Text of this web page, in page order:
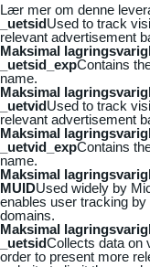
Lær mer om denne
_uetsidUsed to track
relevant advertisement
Maksimal
_uetsid_expContains
name.
Maksimal
_uetvidUsed to track
relevant advertisement
Maksimal
_uetvid_expContains
name.
Maksimal
MUIDUsed widely by
enables user tracking
domains.
Maksimal
_uetsidCollects data on
order to present more